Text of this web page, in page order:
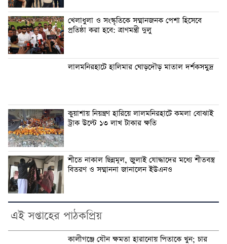
খেলাধুলা ও সংস্কৃতিকে সম্মানজনক পেশা হিসেবে
প্রতিষ্ঠা করা হবে: ত্রাণমন্ত্রী দুলু
লালমনিরহাটে হালিমার ঘোড়দৌড় মাতাল দর্শকসমুদ্র
কুয়াশায় নিয়ন্ত্রণ হারিয়ে লালমনিরহাটে কমলা বোঝাই
ট্রাক উল্টে ১৩ লাখ টাকার ক্ষতি
শীতে নাকাল ছিন্নমূল, জুলাই যোদ্ধাদের মধ্যে শীতবস্ত্র
বিতরণ ও সম্মাননা জানালেন ইউএনও
এই সপ্তাহের পাঠকপ্রিয়
কালীগঞ্জে যৌন ক্ষমতা হারানোয় পিতাকে খুন; চার